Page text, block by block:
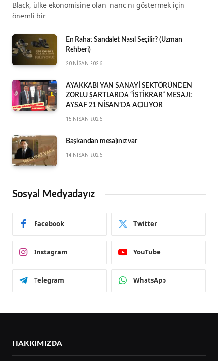
Black, ülke ekonomisine olan inancını göstermek için
önemli bir…
En Rahat Sandalet Nasıl Seçilir? (Uzman
Rehberi)
20 NISAN 2026
AYAKKABI YAN SANAYİ SEKTÖRÜNDEN
ZORLU ŞARTLARDA “İSTİKRAR” MESAJI:
AYSAF 21 NİSAN’DA AÇILIYOR
15 NISAN 2026
Başkandan mesajınız var
14 NISAN 2026
Sosyal Medyadayız
Facebook Twitter
Instagram YouTube
Telegram WhatsApp
HAKKIMIZDA